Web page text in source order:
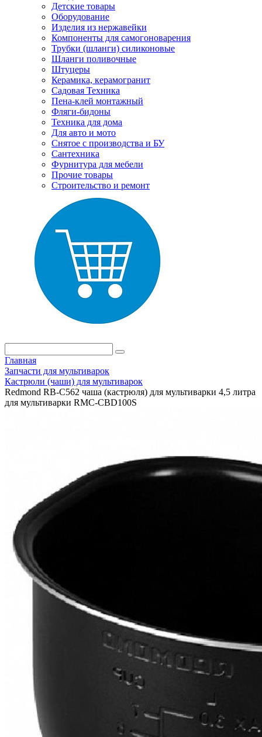
Детские товары
Оборудование
Изделия из нержавейки
Компоненты для самогоноварения
Трубки (шланги) силиконовые
Шланги поливочные
Штуцеры
Керамика, керамогранит
Садовая Техника
Пена-клей монтажный
Фляги-бидоны
Техника для дома
Для авто и мото
Снятое с производства и БУ
Сантехника
Фурнитура для мебели
Прочие товары
Строительство и ремонт
Главная
Запчасти для мультиварок
Кастрюли (чаши) для мультиварок
Redmond RB-C562 чаша (кастрюля) для мультиварки 4,5 литра
для мультиварки RMC-CBD100S